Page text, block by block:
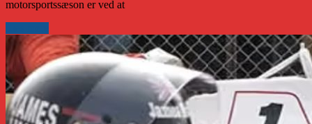
motorsportssæson er ved at